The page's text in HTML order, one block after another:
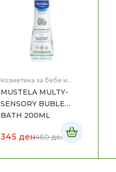
Козметика за бебе и
MUSTELA MULTY-
SENSORY BUBLE
BATH 200ML
460ден
345 ден